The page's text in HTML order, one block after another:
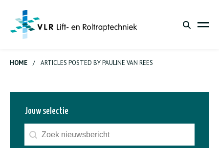
HOME / ARTICLES POSTED BY PAULINE VAN REES
Jouw selectie
Zoeken - nieuws
Search content